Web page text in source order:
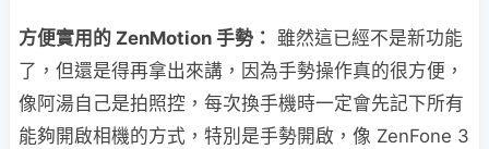
方便實用的 ZenMotion 手勢： 雖然這已經不是新功能
了，但還是得再拿出來講，因為手勢操作真的很方便，
像阿湯自己是拍照控，每次換手機時一定會先記下所有
能夠開啟相機的方式，特別是手勢開啟，像 ZenFone 3